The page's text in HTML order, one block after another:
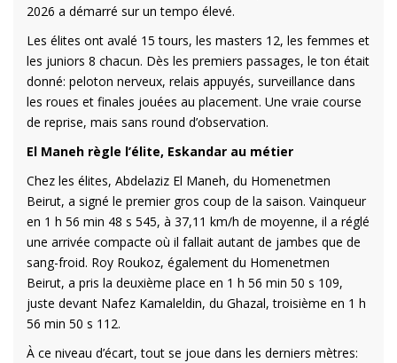
2026 a démarré sur un tempo élevé.
Les élites ont avalé 15 tours, les masters 12, les femmes et
les juniors 8 chacun. Dès les premiers passages, le ton était
donné: peloton nerveux, relais appuyés, surveillance dans
les roues et finales jouées au placement. Une vraie course
de reprise, mais sans round d’observation.
El Maneh règle l’élite, Eskandar au métier
Chez les élites, Abdelaziz El Maneh, du Homenetmen
Beirut, a signé le premier gros coup de la saison. Vainqueur
en 1 h 56 min 48 s 545, à 37,11 km/h de moyenne, il a réglé
une arrivée compacte où il fallait autant de jambes que de
sang-froid. Roy Roukoz, également du Homenetmen
Beirut, a pris la deuxième place en 1 h 56 min 50 s 109,
juste devant Nafez Kamaleldin, du Ghazal, troisième en 1 h
56 min 50 s 112.
À ce niveau d’écart, tout se joue dans les derniers mètres: